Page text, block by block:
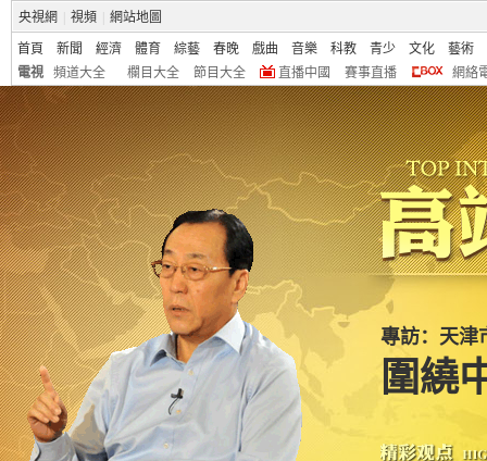
央視網 視頻 網站地圖
首頁 新聞 經濟 體育 綜藝 春晚 戲曲 音樂 科教 青少 文化
藝術
電視
頻道大全 欄目大全 節目大全 直播中國 賽事直播 網絡
專訪：天津
圍繞